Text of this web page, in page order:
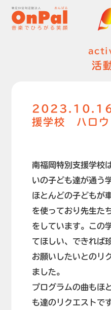
活
2023.10.16
援学校 ハロウ
南福岡特別支援学校
いの子ども達が通う
ほとんどの子どもが
を使っており先生た
をしています。この
てほしい、できれば
お願いしたいとのリ
ました。
プログラムの曲もほ
も達のリクエストで